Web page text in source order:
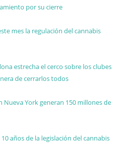
por su cierre
mes la regulación del cannabis
estrecha el cerco sobre los clubes
de cerrarlos todos
Nueva York generan 150 millones de
años de la legislación del cannabis